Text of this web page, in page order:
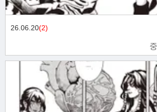
26.06.20(2)